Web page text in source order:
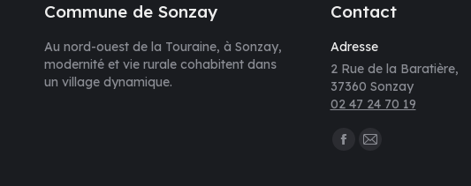
Commune de Sonzay
Au nord-ouest de la Touraine, à Sonzay,
modernité et vie rurale cohabitent dans
un village dynamique.
Contact
Adresse
2 Rue de la Baratière,
37360 Sonzay
02 47 24 70 19
Trouvez nous sur :
La
La